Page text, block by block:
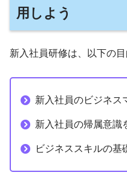
用しよう
新入社員研修は、以下の
新入社員のビジネス
新入社員の帰属意識
ビジネススキルの基